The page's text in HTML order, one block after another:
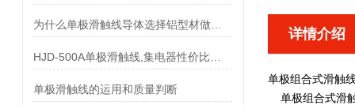
单极滑触线的运用和质量判断
详情介绍
单极组合式滑触
单极组合式滑触